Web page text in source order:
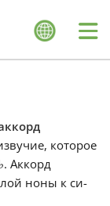
которое
♭. Аккорд
ноны к си-